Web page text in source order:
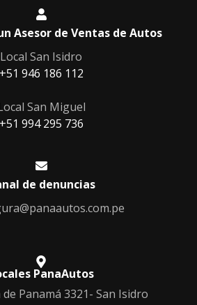
Asesor de Ventas de Autos
Local San Isidro
+51 946 186 112
San Miguel
‎+51 994 295 736
de denuncias
PanaAutos
Panamá 3321- San Isidro